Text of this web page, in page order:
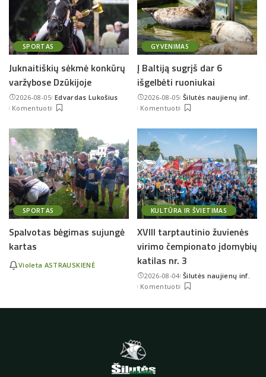
SPORTAS
Juknaitiškių sėkmė konkūrų
varžybose Dzūkijoje
2026-08-05Posted
by
Edvardas Lukošius
Komentuoti
GYVENIMAS
Į Baltiją sugrįš dar 6
išgelbėti ruoniukai
2026-08-05Posted
by
Šilutės naujienų inf.
Komentuoti
SPORTAS
Spalvotas bėgimas sujungė
kartas
Violeta ASTRAUSKIENĖ
KULTŪRA IR ŠVIETIMAS
XVIII tarptautinio žuvienės
virimo čempionato įdomybių
katilas nr. 3
2026-08-04Posted
by
Šilutės naujienų inf.
Komentuoti